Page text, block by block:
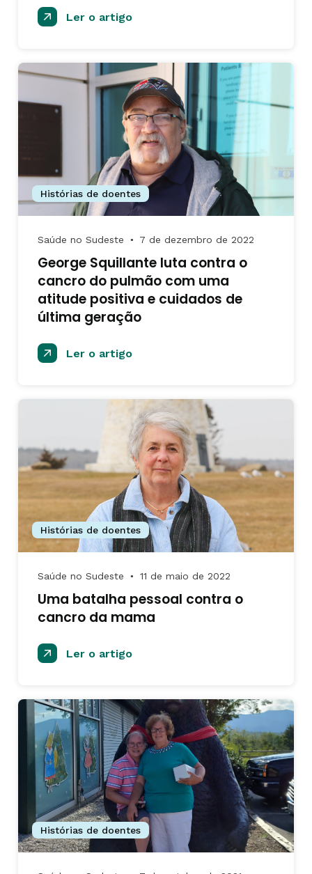
Ler o artigo
Histórias de doentes
Saúde no Sudeste ● 7 de dezembro de 2022
George Squillante luta contra o
cancro do pulmão com uma
atitude positiva e cuidados de
última geração
Ler o artigo
Histórias de doentes
Saúde no Sudeste ● 11 de maio de 2022
Uma batalha pessoal contra o
cancro da mama
Ler o artigo
Histórias de doentes